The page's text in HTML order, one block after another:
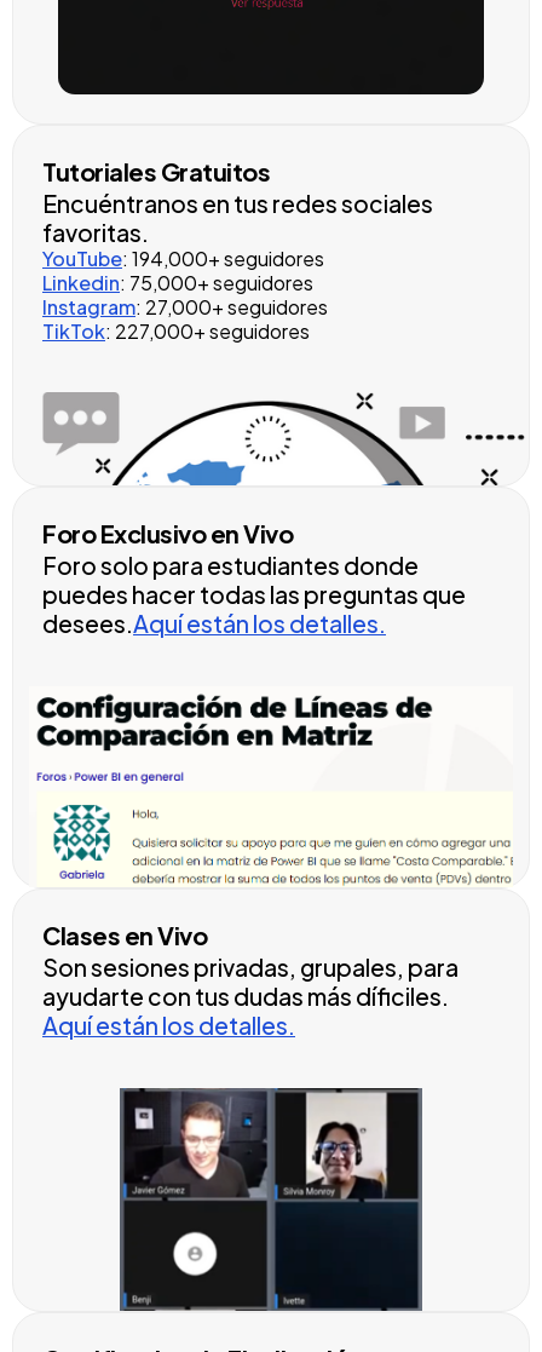
Tutoriales Gratuitos
Encuéntranos en tus redes sociales
favoritas.
YouTube: 194,000+ seguidores
Linkedin: 75,000+ seguidores
Instagram: 27,000+ seguidores
TikTok: 227,000+ seguidores
Foro Exclusivo en Vivo
Foro solo para estudiantes donde
puedes hacer todas las preguntas que
desees.Aquí están los detalles.
Clases en Vivo
Son sesiones privadas, grupales, para
ayudarte con tus dudas más díficiles.
Aquí están los detalles.